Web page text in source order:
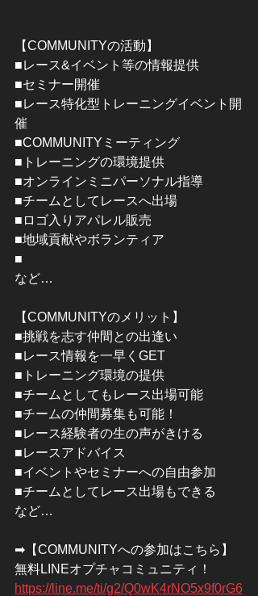
【COMMUNITYの活動】
■レース&イベント等の情報提供
■セミナー開催
■レース特化型トレーニングイベント開
催
■COMMUNITYミーティング
■トレーニングの環境提供
■オンラインミニパーソナル指導
■チームとしてレースへ出場
■ロゴ入りアパレル販売
■地域貢献やボランティア
■
など…
【COMMUNITYのメリット】
■挑戦を志す仲間との出逢い
■レース情報を一早くGET
■トレーニング環境の提供
■チームとしてもレース出場可能
■チームの仲間募集も可能！
■レース経験者の生の声がきける
■レースアドバイス
■イベントやセミナーへの自由参加
■チームとしてレース出場もできる
など…
➡【COMMUNITYへの参加はこちら】
無料LINEオプチャコミュニティ！
https://line.me/ti/g2/Q0wK4rNO5x9f0rG6